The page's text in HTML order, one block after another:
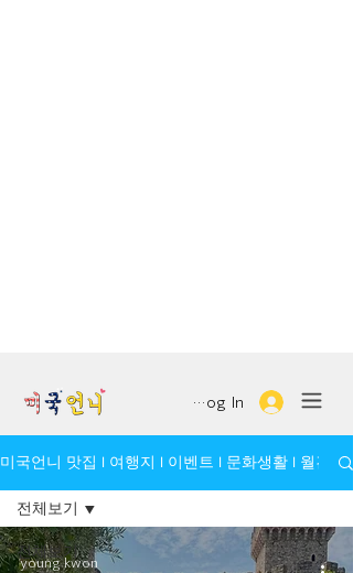
Log In
미국언니 맛집 l 여행지 l 이벤트 l 문화생활 l 월간 모
전체보기
전체보기
young kwon